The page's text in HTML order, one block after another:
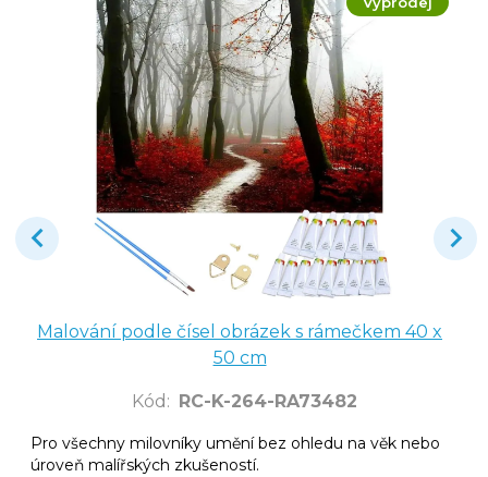
Malování podle čísel obrázek s rámečkem 40 x
50 cm
Kód : RC-K-264-RA73482
Pro všechny milovníky umění bez ohledu na věk nebo
úroveň malířských zkušeností.